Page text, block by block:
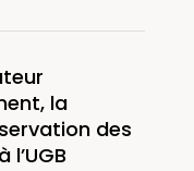
la
des